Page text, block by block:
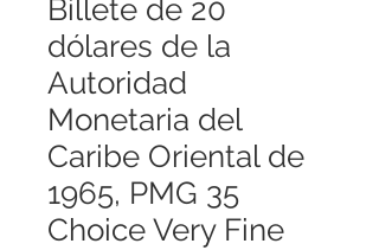
Billete de 20
dólares de la
Autoridad
Monetaria del
Caribe Oriental de
1965, PMG 35
Choice Very Fine